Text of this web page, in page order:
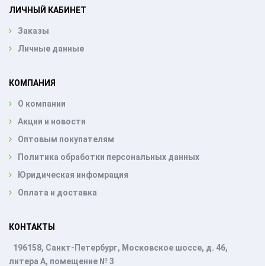
ЛИЧНЫЙ КАБИНЕТ
Заказы
Личные данные
КОМПАНИЯ
О компании
Акции и новости
Оптовым покупателям
Политика обработки персональных данных
Юридическая инфомрация
Оплата и доставка
КОНТАКТЫ
196158, Санкт-Петербург, Московское шоссе, д. 46,
литера А, помещение № 3